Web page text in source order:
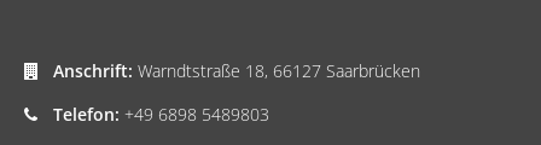
Anschrift: Warndtstraße 18, 66127 Saarbrücken
Telefon: +49 6898 5489803